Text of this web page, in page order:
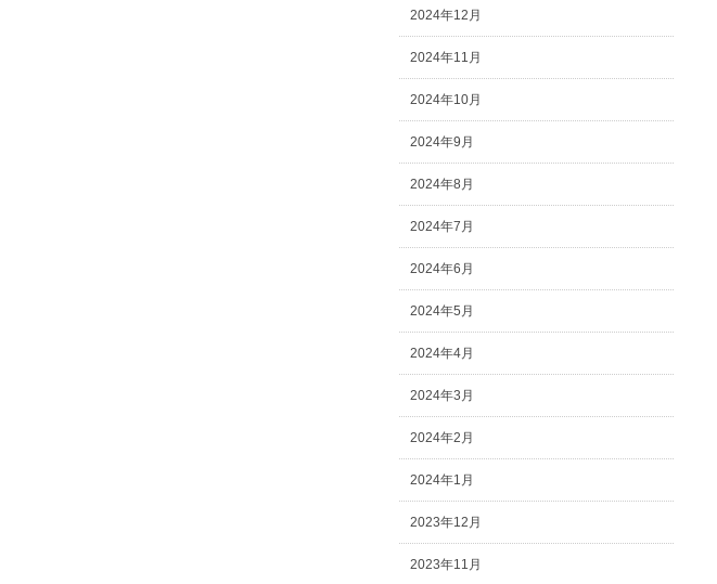
2024年12月
2024年11月
2024年10月
2024年9月
2024年8月
2024年7月
2024年6月
2024年5月
2024年4月
2024年3月
2024年2月
2024年1月
2023年12月
2023年11月